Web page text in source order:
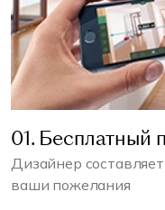
01. Бесплатный
Дизайнер
ваши пожелания